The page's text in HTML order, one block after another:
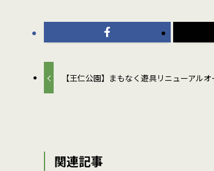
【王仁公園】まもなく遊具リニューアルオ
関連記事